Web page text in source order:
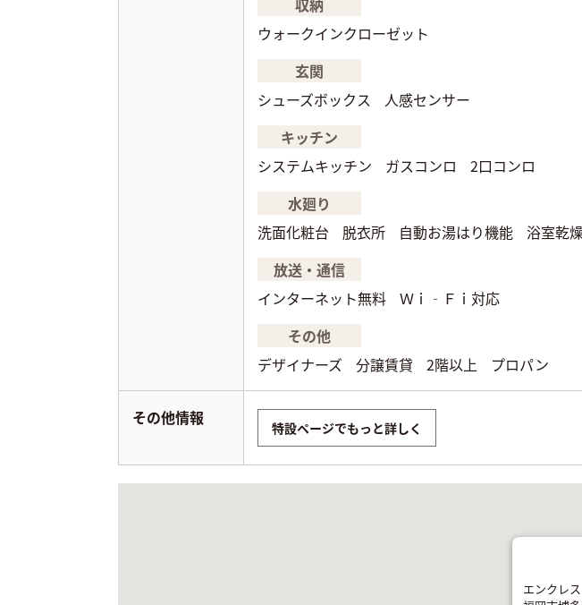
収納
ウォークインクローゼット
玄関
シューズボックス
人感センサー
キッチン
システムキッチン
ガスコンロ
2口コンロ
水廻り
洗面化粧台
脱衣所 自動お湯はり機能 浴室乾
放送・通信
インターネット無料
Ｗｉ‐Ｆｉ対応
その他
デザイナーズ
分譲賃貸 2階以上 プロパン
その他情報 特設ページでもっと詳しく
エンクレ